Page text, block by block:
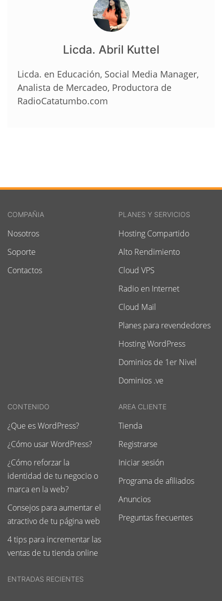
Licda. Abril Kuttel
Licda. en Educación, Social Media Manager,
Analista de Mercadeo, Productora de
RadioCatatumbo.com
COMPAÑIA
Nosotros
Soporte
Contactos
PLANES Y SERVICIOS
Hosting Compartido
Alto Rendimiento
Cloud VPS
Radio en Internet
Cloud Mail
Planes para revendedores
Hosting WordPress
Dominios de 1er Nivel
Dominios .ve
CONTENIDO
¿Que es WordPress?
¿Cómo usar WordPress?
¿Cómo reforzar la
identidad de tu negocio o
marca en la web?
Consejos para aumentar el
atractivo de tu página web
4 tips para incrementar las
ventas de tu tienda online
AREA CLIENTE
Tienda
Registrarse
Iniciar sesión
Programa de afiliados
Anuncios
Preguntas frecuentes
ENTRADAS RECIENTES